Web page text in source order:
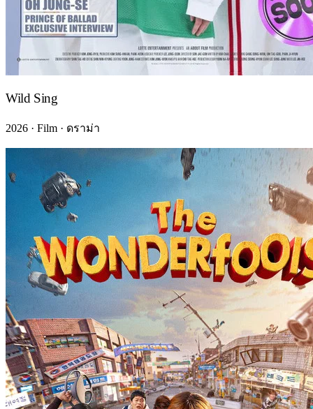
Wild Sing
2026 · Film · ดราม่า